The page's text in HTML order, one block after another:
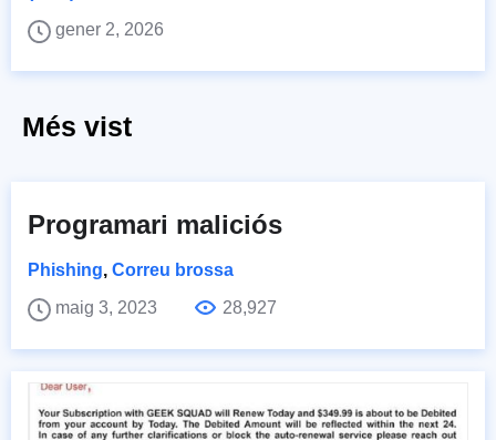
gener 2, 2026
Més vist
Programari maliciós
Phishing, Correu brossa
maig 3, 2023
28,927